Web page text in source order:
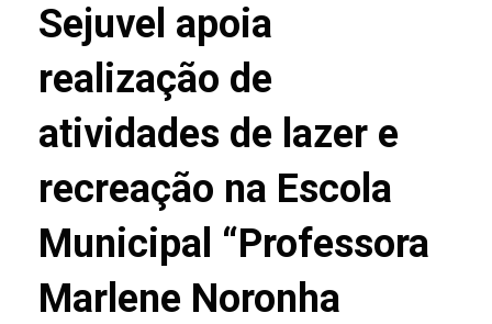
Sejuvel apoia
realização de
atividades de lazer e
recreação na Escola
Municipal “Professora
Marlene Noronha